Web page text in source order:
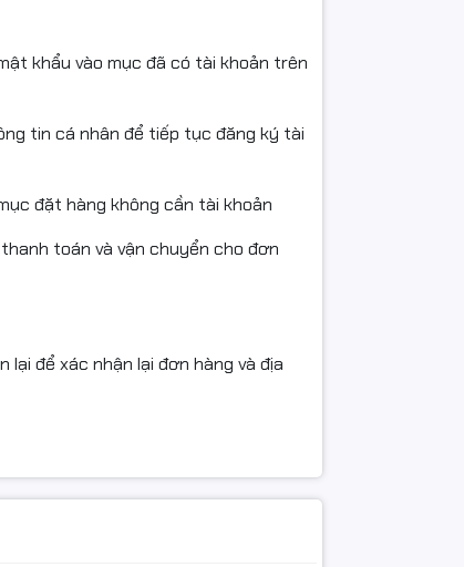
khẩu vào mục đã có tài khoản trên
tin cá nhân để tiếp tục đăng ký tài
đặt hàng không cần tài khoản
toán và vận chuyển cho đơn
để xác nhận lại đơn hàng và địa